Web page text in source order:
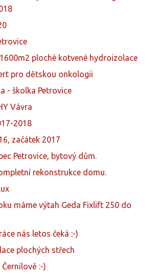
1600m2 ploché kotvené hydroizolace
pro dětskou onkologii
- školka Petrovice
Vávra
2018
začátek 2017
Petrovice, bytový dům.
rekonstrukce domu.
máme výtah Geda Fixlift 250 do
nás letos čeká :-)
plochých střech
:-)